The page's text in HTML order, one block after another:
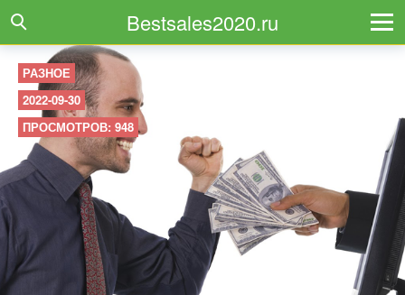
Bestsales2020.ru
РАЗНОЕ
2022-09-30
ПРОСМОТРОВ: 948